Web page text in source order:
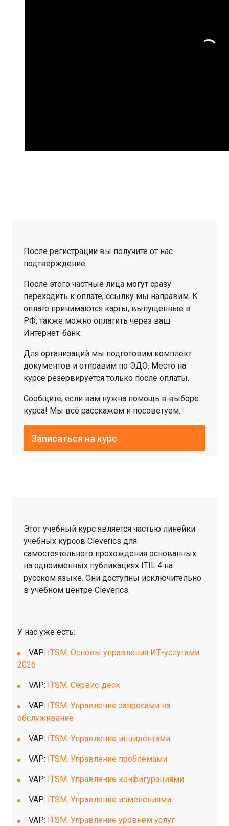
После регистрации вы получите от нас
подтверждение.
После этого частные лица могут сразу
переходить к оплате, ссылку мы направим. К
оплате принимаются карты, выпущенные в
РФ; также можно оплатить через ваш
Интернет-банк.
Для организаций мы подготовим комплект
документов и отправим по ЭДО. Место на
курсе резервируется только после оплаты.
Сообщите, если вам нужна помощь в выборе
курса! Мы всё расскажем и посоветуем.
Записаться на курс
Этот учебный курс является частью линейки
учебных курсов Cleverics для
самостоятельного прохождения основанных
на одноименных публикациях ITIL 4 на
русском языке. Они доступны исключительно
в учебном центре Cleverics.
У нас уже есть:
VAP: ITSM. Основы управления ИТ-услугами
2026
VAP: ITSM. Сервис-деск
VAP: ITSM. Управление запросами на
обслуживание
VAP: ITSM. Управление инцидентами
VAP: ITSM. Управление проблемами
VAP: ITSM. Управление конфигурациями
VAP: ITSM. Управление изменениями
VAP: ITSM. Управление уровнем услуг